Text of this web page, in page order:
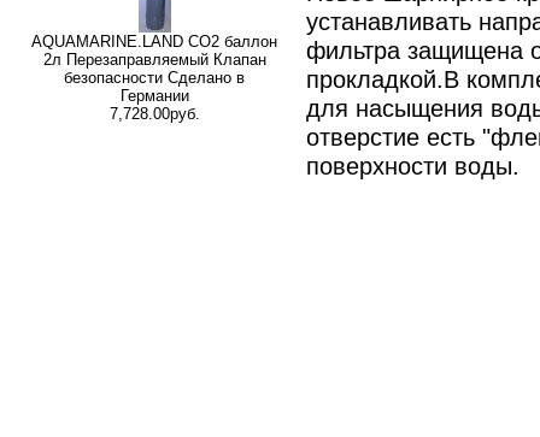
AQUAMARINE.LAND CO2 баллон
2л Перезаправляемый Клапан
безопасности Сделано в
Германии
7,728.00руб.
устанавливать
фильтра защищена
прокладкой.В
для насыщения
отверстие есть
поверхности воды.